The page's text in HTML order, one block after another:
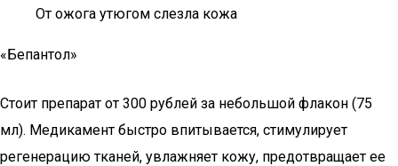
От ожога утюгом слезла кожа
«Бепантол»
Стоит препарат от 300 рублей за небольшой флакон (75
мл). Медикамент быстро впитывается, стимулирует
регенерацию тканей, увлажняет кожу, предотвращает ее